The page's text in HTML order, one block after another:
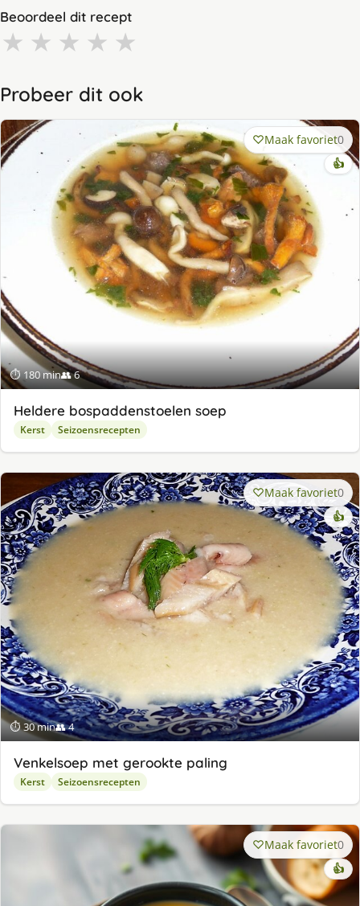
Beoordeel dit recept
★ ★ ★ ★ ★
Probeer dit ook
⏱ 180 min👥 6
Maak favoriet0
👍
Heldere bospaddenstoelen soep
Kerst Seizoensrecepten
⏱ 30 min👥 4
Maak favoriet0
👍
Venkelsoep met gerookte paling
Kerst Seizoensrecepten
Maak favoriet0
👍